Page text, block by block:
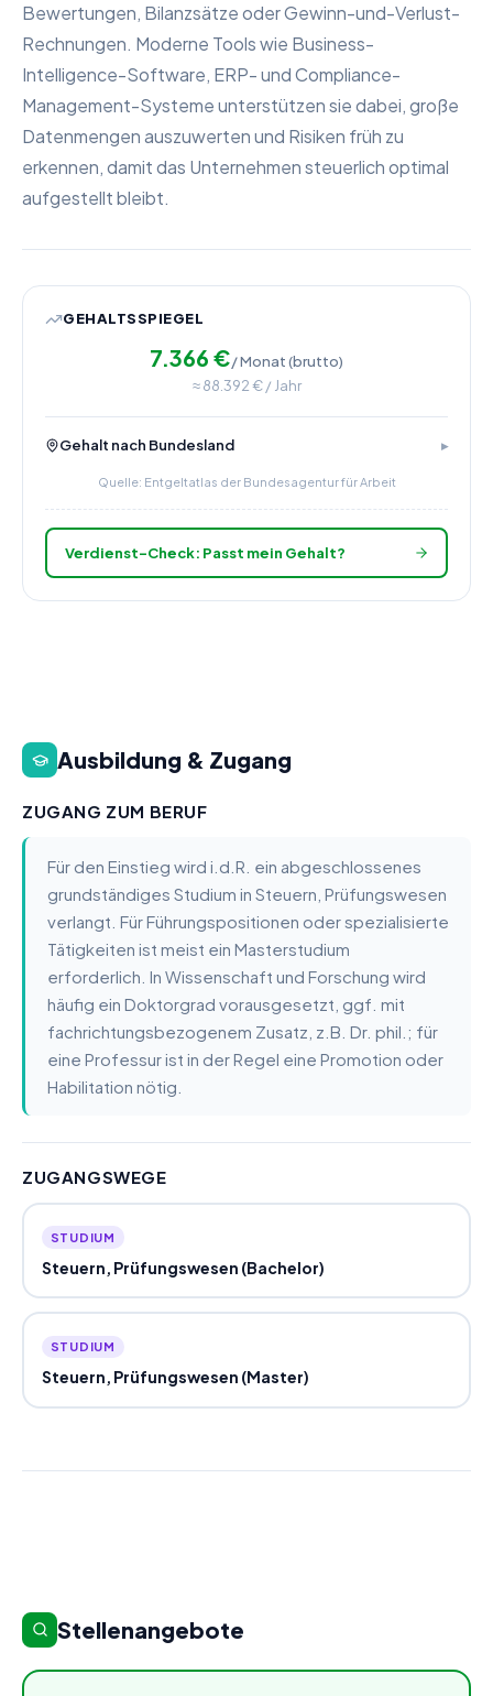
Bewertungen, Bilanzsätze oder Gewinn-und-Verlust-
Rechnungen. Moderne Tools wie Business-
Intelligence-Software, ERP- und Compliance-
Management-Systeme unterstützen sie dabei, große
Datenmengen auszuwerten und Risiken früh zu
erkennen, damit das Unternehmen steuerlich optimal
aufgestellt bleibt.
GEHALTSSPIEGEL
7.366 €/ Monat (brutto)
≈88.392€ / Jahr
Gehalt nach Bundesland
Quelle: Entgeltatlas der Bundesagentur für Arbeit
Verdienst-Check: Passt mein Gehalt?
Ausbildung & Zugang
ZUGANG ZUM BERUF
Für den Einstieg wird i.d.R. ein abgeschlossenes
grundständiges Studium in Steuern, Prüfungswesen
verlangt. Für Führungspositionen oder spezialisierte
Tätigkeiten ist meist ein Masterstudium
erforderlich. In Wissenschaft und Forschung wird
häufig ein Doktorgrad vorausgesetzt, ggf. mit
fachrichtungsbezogenem Zusatz, z.B. Dr. phil.; für
eine Professur ist in der Regel eine Promotion oder
Habilitation nötig.
ZUGANGSWEGE
STUDIUM
Steuern, Prüfungswesen (Bachelor)
STUDIUM
Steuern, Prüfungswesen (Master)
Stellenangebote